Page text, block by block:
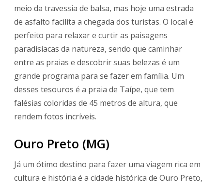
meio da travessia de balsa, mas hoje uma estrada
de asfalto facilita a chegada dos turistas. O local é
perfeito para relaxar e curtir as paisagens
paradisíacas da natureza, sendo que caminhar
entre as praias e descobrir suas belezas é um
grande programa para se fazer em família. Um
desses tesouros é a praia de Taípe, que tem
falésias coloridas de 45 metros de altura, que
rendem fotos incríveis.
Ouro Preto (MG)
Já um ótimo destino para fazer uma viagem rica em
cultura e história é a cidade histórica de Ouro Preto,